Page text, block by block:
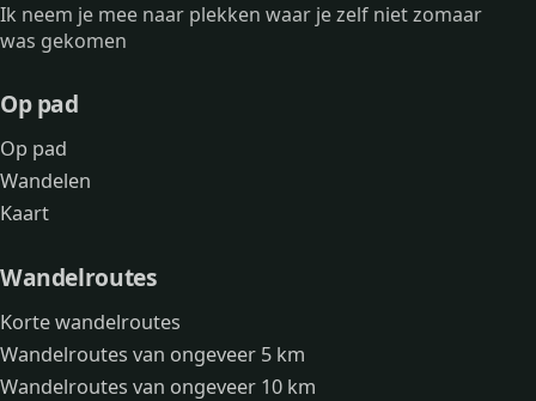
Ik neem je mee naar plekken waar je zelf niet zomaar
was gekomen
Op pad
Op pad
Wandelen
Kaart
Wandelroutes
Korte wandelroutes
Wandelroutes van ongeveer 5 km
Wandelroutes van ongeveer 10 km